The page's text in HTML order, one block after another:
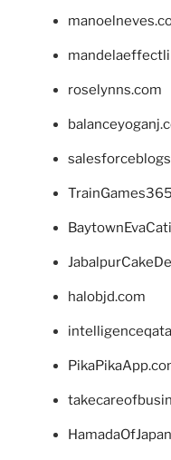
roselynns.com
halobjd.com